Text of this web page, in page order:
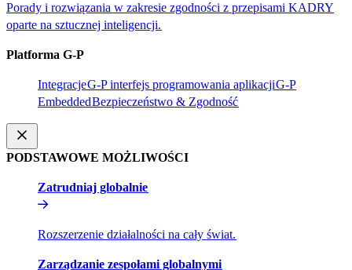
Porady i rozwiązania w zakresie zgodności z przepisami KADRY
oparte na sztucznej inteligencji.​​
Platforma G-P​​
Integracje​​G-P interfejs programowania aplikacji​​G-P
Embedded​​Bezpieczeństwo & Zgodność​​
PODSTAWOWE MOŻLIWOŚCI​​
Zatrudniaj globalnie​​
Rozszerzenie działalności na cały świat.​​
Zarządzanie zespołami globalnymi​​